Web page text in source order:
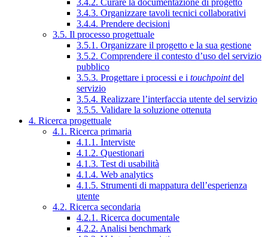
3.4.3. Organizzare tavoli tecnici collaborativi
3.4.4. Prendere decisioni
3.5. Il processo progettuale
3.5.1. Organizzare il progetto e la sua gestione
3.5.2. Comprendere il contesto d’uso del servizio
pubblico
3.5.3. Progettare i processi e i touchpointdel
servizio
3.5.4. Realizzare l’interfaccia utente del servizio
3.5.5. Validare la soluzione ottenuta
4. Ricerca progettuale
4.1. Ricerca primaria
4.1.1. Interviste
4.1.2. Questionari
4.1.3. Test di usabilità
4.1.4. Web analytics
4.1.5. Strumenti di mappatura dell’esperienza
utente
4.2. Ricerca secondaria
4.2.1. Ricerca documentale
4.2.2. Analisi benchmark